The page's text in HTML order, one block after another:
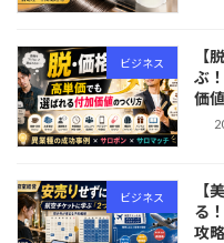
ビジネス
【
ぶ
価
ビジネス
【
る
攻